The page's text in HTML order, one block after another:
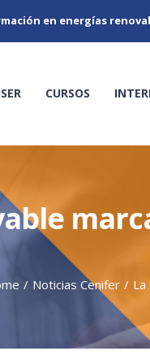
en energías
CURSOS
/ Noticias Cenifer /